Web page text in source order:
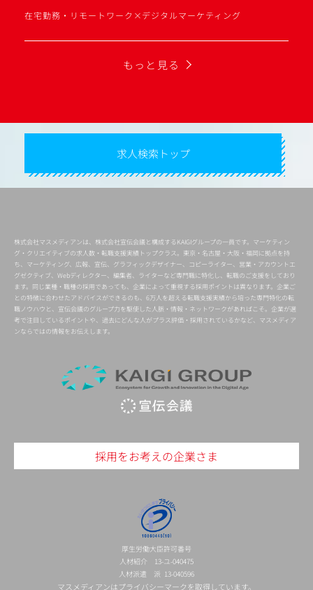
在宅勤務・リモートワーク×デジタルマーケティング
もっと見る
求人検索トップ
株式会社マスメディアンは、株式会社宣伝会議と構成するKAIGIグループの一員です。マーケティン
グ・クリエイティブの求人数・転職支援実績トップクラス。東京・名古屋・大阪・福岡に拠点を持
ち、マーケティング、広報、宣伝、グラフィックデザイナー、コピーライター、営業・アカウントエ
グゼクティブ、Webディレクター、編集者、ライターなど専門職に特化し、転職のご支援をしており
ます。同じ業種・職種の採用であっても、企業によって重視する採用ポイントは異なります。企業ご
との特徴に合わせたアドバイスができるのも、6万人を超える転職支援実績から培った専門特化の転
職ノウハウと、宣伝会議のグループ力を駆使した人脈・情報・ネットワークがあればこそ。企業が選
考で注目しているポイントや、過去にどんな人がプラス評価・採用されているかなど、マスメディア
ンならではの情報をお伝えします。
採用をお考えの企業さま
厚生労働大臣許可番号
人材紹介 13-ユ-040475
人材派遣 派 13-040596
マスメディアンはプライバシーマークを取得しています。